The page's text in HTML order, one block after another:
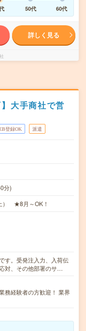
50代 60代
詳しく見る
大手商社で営
登録OK 派遣
分)
） ★8月～OK！
す。受発注入力、入荷伝
対、その他部署のサ…
務経験者の方歓迎！ 業界